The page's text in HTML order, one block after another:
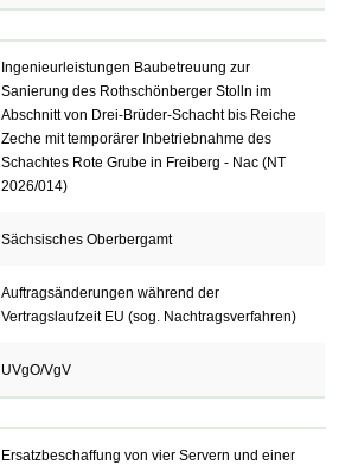
Ingenieurleistungen Baubetreuung zur
Sanierung des Rothschönberger Stolln im
Abschnitt von Drei-Brüder-Schacht bis Reiche
Zeche mit temporärer Inbetriebnahme des
Schachtes Rote Grube in Freiberg - Nac (NT
2026/014)
Sächsisches Oberbergamt
Auftragsänderungen während der
Vertragslaufzeit EU (sog. Nachtragsverfahren)
UVgO/VgV
Ersatzbeschaffung von vier Servern und einer